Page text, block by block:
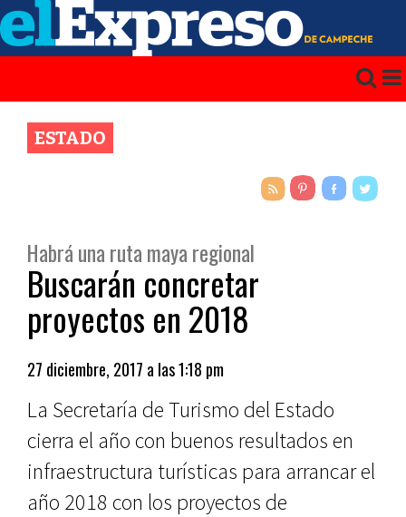
ESTADO
Habrá una ruta maya regional
Buscarán concretar
proyectos en 2018
27 diciembre, 2017 a las 1:18 pm
La Secretaría de Turismo del Estado
cierra el año con buenos resultados en
infraestructura turísticas para arrancar el
año 2018 con los proyectos de